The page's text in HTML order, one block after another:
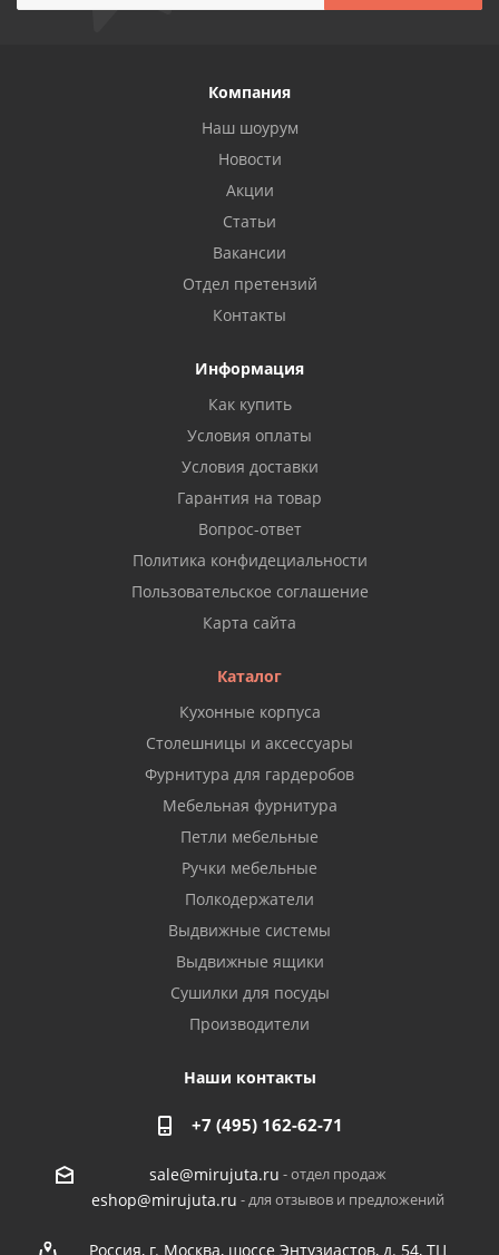
Компания
Наш шоурум
Новости
Акции
Статьи
Вакансии
Отдел претензий
Контакты
Информация
Как купить
Условия оплаты
Условия доставки
Гарантия на товар
Вопрос-ответ
Политика конфидециальности
Пользовательское соглашение
Карта сайта
Каталог
Кухонные корпуса
Столешницы и аксессуары
Фурнитура для гардеробов
Мебельная фурнитура
Петли мебельные
Ручки мебельные
Полкодержатели
Выдвижные системы
Выдвижные ящики
Сушилки для посуды
Производители
Наши контакты
+7 (495) 162-62-71
sale@mirujuta.ru - отдел продаж
eshop@mirujuta.ru - для отзывов и предложений
Россия, г. Москва, шоссе Энтузиастов, д. 54, ТЦ